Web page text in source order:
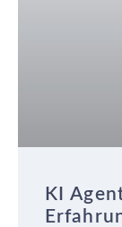
KI